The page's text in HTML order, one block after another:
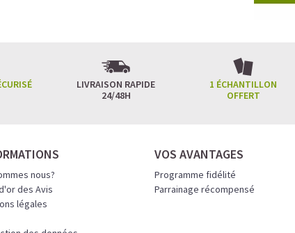
LIVRAISON RAPIDE
24/48H
1 ÉCHANTILLON
OFFERT
nous?
des Avis
légales
VOS AVANTAGES
Programme fidélité
Parrainage récompensé